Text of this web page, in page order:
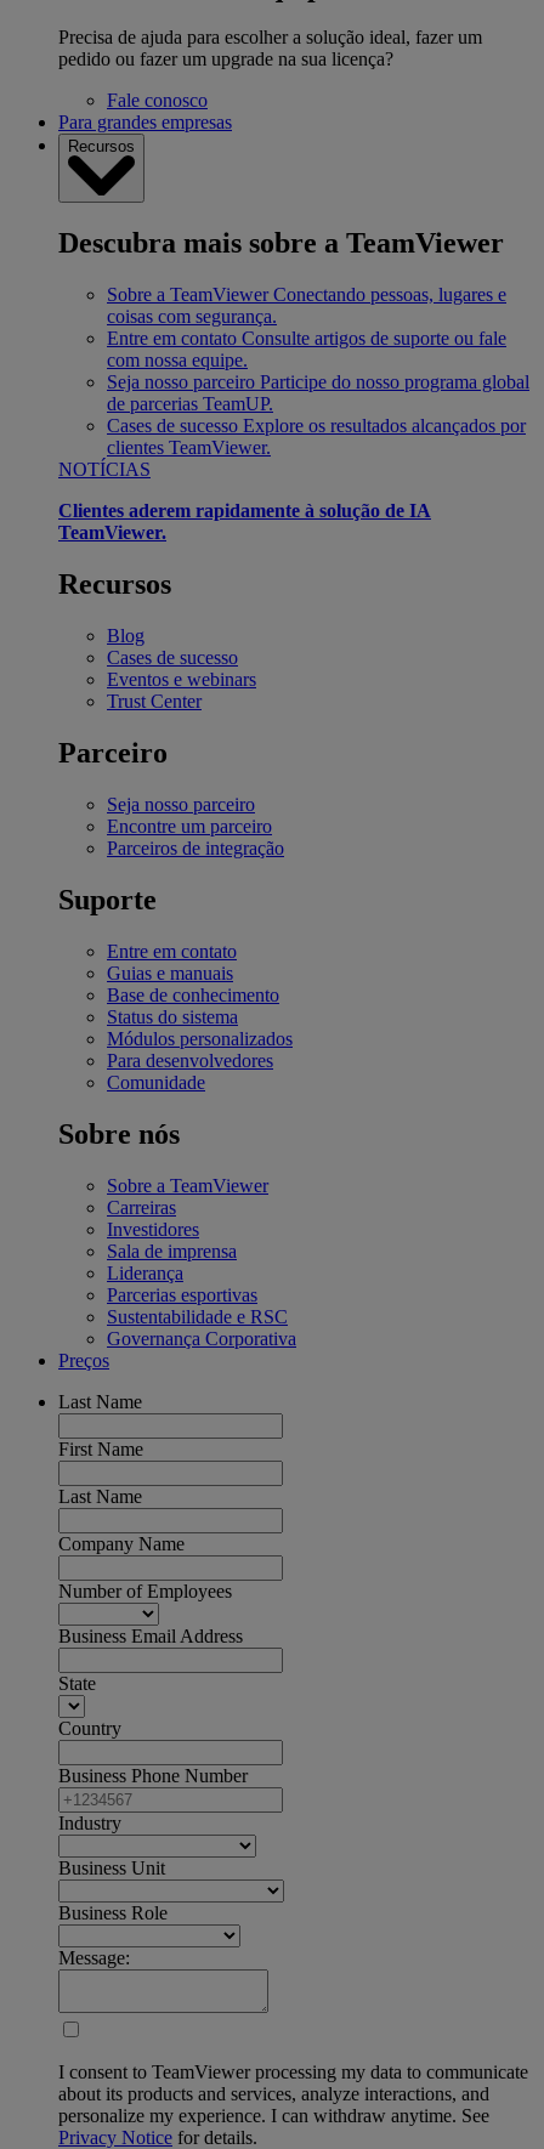
Precisa de ajuda para escolher a solução ideal, fazer um
pedido ou fazer um upgrade na sua licença?
Fale conosco
Para grandes empresas
Recursos
Descubra mais sobre a TeamViewer
Sobre a TeamViewer Conectando pessoas, lugares e
coisas com segurança.
Entre em contato Consulte artigos de suporte ou fale
com nossa equipe.
Seja nosso parceiro Participe do nosso programa global
de parcerias TeamUP.
Cases de sucesso Explore os resultados alcançados por
clientes TeamViewer.
NOTÍCIAS
Clientes aderem rapidamente à solução de IA
TeamViewer.
Recursos
Blog
Cases de sucesso
Eventos e webinars
Trust Center
Parceiro
Seja nosso parceiro
Encontre um parceiro
Parceiros de integração
Suporte
Entre em contato
Guias e manuais
Base de conhecimento
Status do sistema
Módulos personalizados
Para desenvolvedores
Comunidade
Sobre nós
Sobre a TeamViewer
Carreiras
Investidores
Sala de imprensa
Liderança
Parcerias esportivas
Sustentabilidade e RSC
Governança Corporativa
Preços
Last Name
First Name
Last Name
Company Name
Number of Employees
Business Email Address
State
Country
Business Phone Number
Industry
Business Unit
Business Role
Message:
I consent to TeamViewer processing my data to communicate
about its products and services, analyze interactions, and
personalize my experience. I can withdraw anytime. See
Privacy Notice for details.